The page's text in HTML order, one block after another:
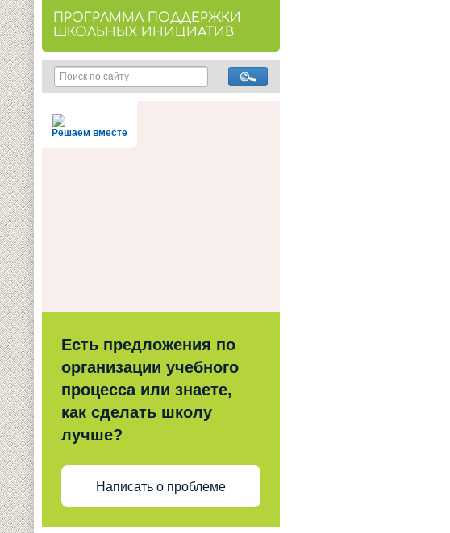
ПРОГРАММА ПОДДЕРЖКИ
ШКОЛЬНЫХ ИНИЦИАТИВ
Решаем вместе
Есть предложения по
организации учебного
процесса или знаете,
как сделать школу
лучше?
Написать о проблеме